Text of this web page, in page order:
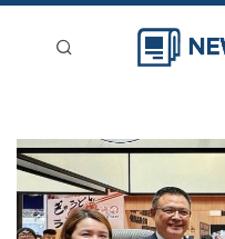
新聞稿分類
登入